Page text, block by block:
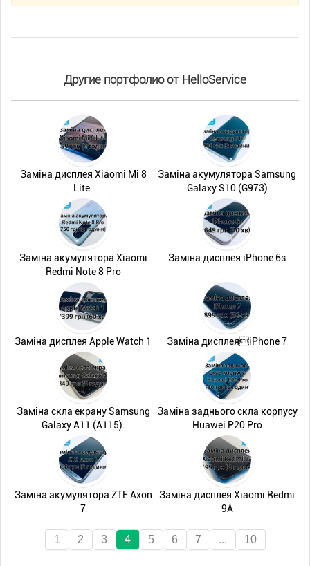
Другие портфолио от HelloService
Заміна дисплея Xiaomi Mi 8
Lite.
Заміна акумулятора Samsung
Galaxy S10 (G973)
Заміна акумулятора Xiaomi
Redmi Note 8 Pro
Заміна дисплея iPhone 6s
Заміна дисплея Apple Watch 1 Заміна дисплеяiPhone 7
Заміна скла екрану Samsung
Galaxy A11 (A115).
Заміна заднього скла корпусу
Huawei P20 Pro
Заміна акумулятора ZTE Axon
7
Заміна дисплея Xiaomi Redmi
9A
1 2 3 4 5 6 7 ... 10